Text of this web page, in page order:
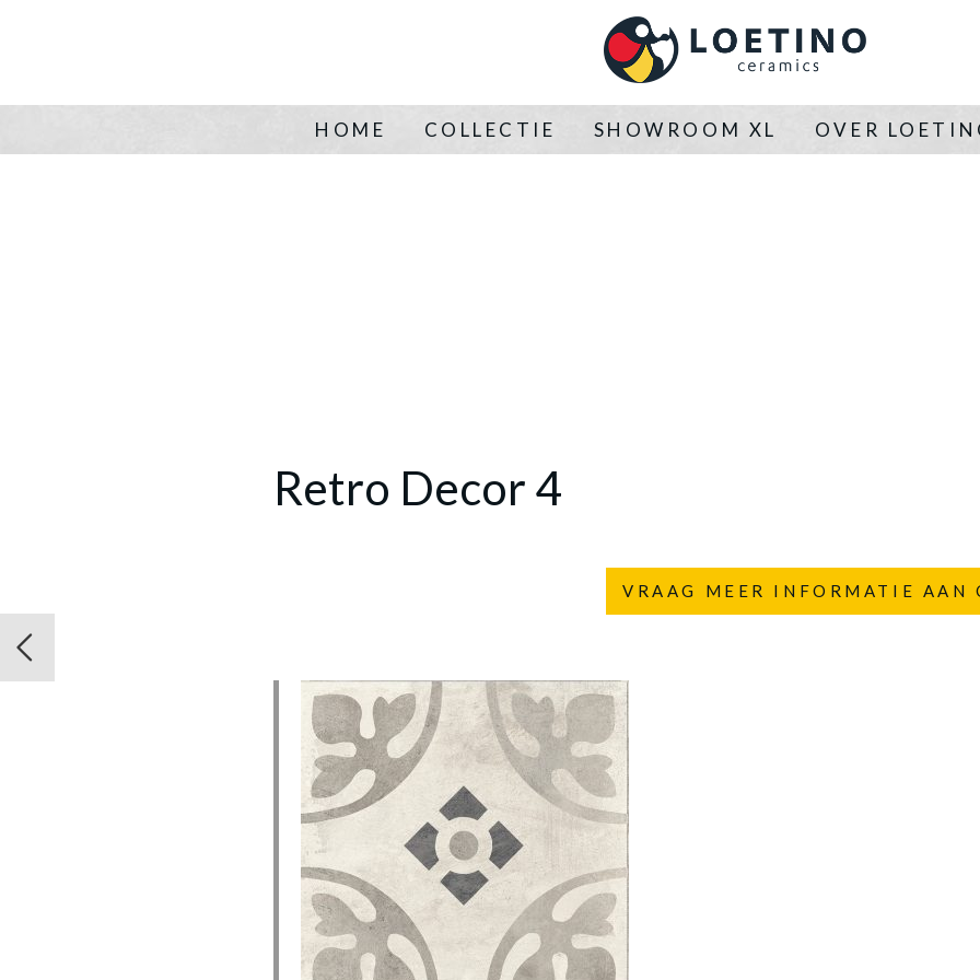
HOME COLLECTIE SHOWROOM XL OVER
Retro Decor 4
VRAAG MEER INFORMATIE AAN